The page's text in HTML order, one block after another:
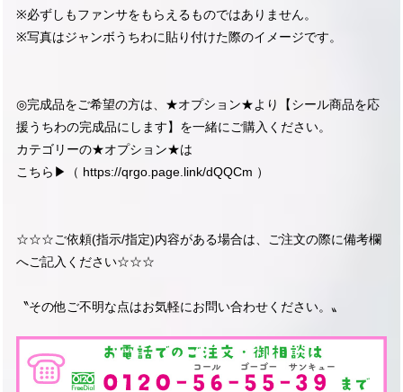
※必ずしもファンサをもらえるものではありません。
※写真はジャンボうちわに貼り付けた際のイメージです。
◎完成品をご希望の方は、★オプション★より【シール商品を応
援うちわの完成品にします】を一緒にご購入ください。
カテゴリーの★オプション★は
こちら▶︎（ https://qrgo.page.link/dQQCm ）
☆☆☆ご依頼(指示/指定)内容がある場合は、ご注文の際に備考欄
へご記入ください☆☆☆
〝その他ご不明な点はお気軽にお問い合わせください。〟